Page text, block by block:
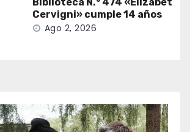
Cervigni» cumple 14 años
Ago 2, 2026